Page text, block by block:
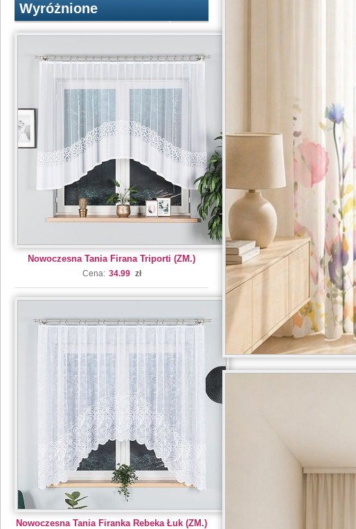
Wyróżnione
Nowoczesna Tania Firana Triporti (ZM.)
Cena: 34.99 zł
Nowoczesna Tania Firanka Rebeka Łuk (ZM.)